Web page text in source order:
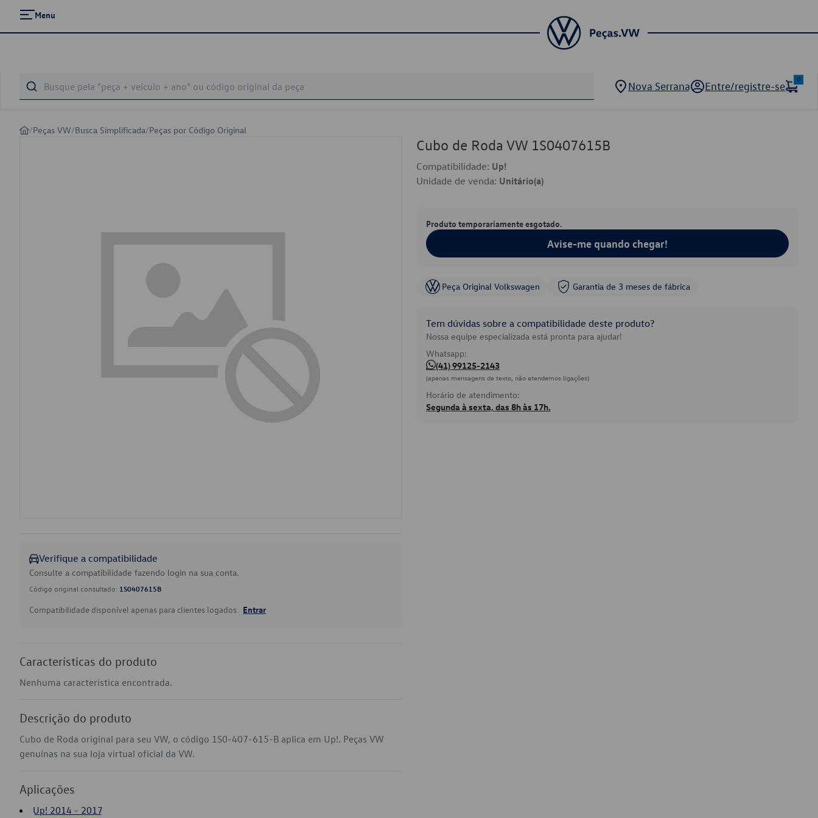
Menu
Nova Serrana Entre/registre-se
0
/Peças VW/Busca Simplificada/Peças por Código Original
Verifique a compatibilidade
Consulte a compatibilidade fazendo login na sua conta.
Código original consultado: 1S0407615B
Compatibilidade disponível apenas para clientes logados. Entrar
Características do produto
Nenhuma característica encontrada.
Descrição do produto
Cubo de Roda original para seu VW, o código 1S0-407-615-B aplica em Up!. Peças VW
genuínas na sua loja virtual oficial da VW.
Aplicações
Up! 2014 - 2017
Cubo de Roda VW 1S0407615B
Compatibilidade: Up!
Unidade de venda: Unitário(a)
Produto temporariamente esgotado.
Avise-me quando chegar!
Peça Original Volkswagen Garantia de 3 meses de fábrica
Tem dúvidas sobre a compatibilidade deste produto?
Nossa equipe especializada está pronta para ajudar!
Whatsapp:
(41) 99125-2143
(apenas mensagens de texto, não atendemos ligações)
Horário de atendimento:
Segunda à sexta, das 8h às 17h.